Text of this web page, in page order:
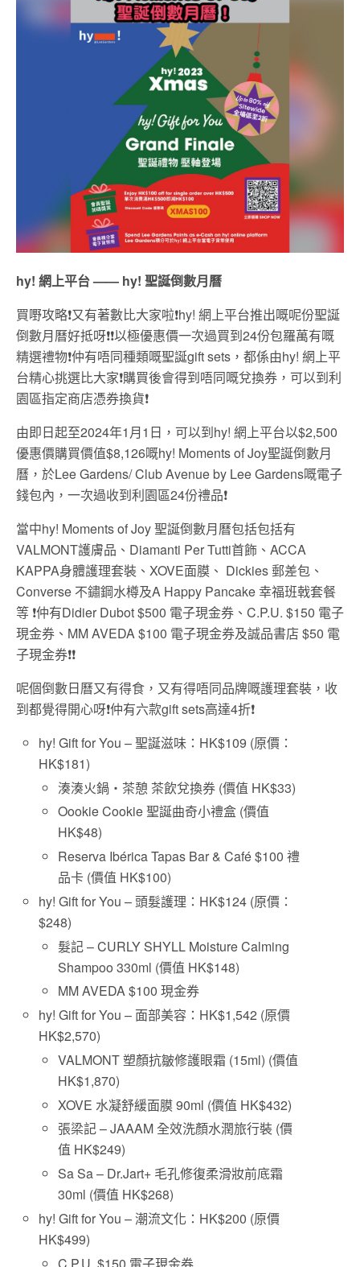
hy! 網上平台—— hy! 聖誕倒數月曆
買嘢攻略❗️又有著數比大家啦❗️hy! 網上平台推出嘅呢份聖誕
倒數月曆好抵呀❗️❗️以極優惠價一次過買到24份包羅萬有嘅
精選禮物❗️仲有唔同種類嘅聖誕gift sets，都係由hy! 網上平
台精心挑選比大家❗️購買後會得到唔同嘅兌換券，可以到利
園區指定商店憑券換貨❗️
由即日起至2024年1月1日，可以到hy! 網上平台以$2,500
優惠價購買價值$8,126嘅hy! Moments of Joy聖誕倒數月
曆，於Lee Gardens/ Club Avenue by Lee Gardens嘅電子
錢包內，一次過收到利園區24份禮品❗️
當中hy! Moments of Joy 聖誕倒數月曆包括包括有
VALMONT護膚品、Diamanti Per Tutti首飾、ACCA
KAPPA身體護理套裝、XOVE面膜、 Dickies 郵差包、
Converse 不鏽鋼水樽及A Happy Pancake 幸福班戟套餐
等 ❗️仲有Didier Dubot $500 電子現金券、C.P.U. $150 電子
現金券、MM AVEDA $100 電子現金券及誠品書店 $50 電
子現金券❗️❗️
呢個倒數日曆又有得食，又有得唔同品牌嘅護理套裝，收
到都覺得開心呀❗️仲有六款gift sets高達4折❗️
hy! Gift for You – 聖誕滋味：HK$109 (原價：
HK$181)
湊湊火鍋・茶憩 茶飲兌換券 (價值 HK$33)
Oookie Cookie 聖誕曲奇小禮盒 (價值
HK$48)
Reserva Ibérica Tapas Bar & Café $100 禮
品卡 (價值 HK$100)
hy! Gift for You – 頭髮護理：HK$124 (原價：
$248)
髮記 – CURLY SHYLL Moisture Calming
Shampoo 330ml (價值 HK$148)
MM AVEDA $100 現金券
hy! Gift for You – 面部美容：HK$1,542 (原價
HK$2,570)
VALMONT 塑顏抗皺修護眼霜 (15ml) (價值
HK$1,870)
XOVE 水凝舒緩面膜 90ml (價值 HK$432)
張梁記 – JAAAM 全效洗顏水潤旅行裝 (價
值 HK$249)
Sa Sa – Dr.Jart+ 毛孔修復柔滑妝前底霜
30ml (價值 HK$268)
hy! Gift for You – 潮流文化：HK$200 (原價
HK$499)
C.P.U. $150 電子現金券